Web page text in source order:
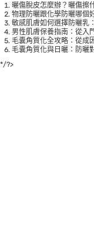
曬傷脫皮怎麼辦？曬傷擦
物理防曬跟化學防曬哪個
敏感肌膚如何選擇防曬乳
男性肌膚保養指南：從入
毛囊角質化全攻略：從成
毛囊角質化與日曬：防曬
*/?>